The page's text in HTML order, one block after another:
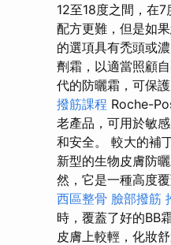
12至18度之間，在7
配方更難，但是如
的選項具有禿頭或
劑霜，以適當照顧
代的防曬霜，可保
撥筋課程 Roche-
老產品，可用於敏
和安全。 較大的補
新型的生物皮膚防
然，它是一種高度
西區整骨 臉部撥筋
時，覆蓋了好的BB
皮膚上較輕，化妝舒